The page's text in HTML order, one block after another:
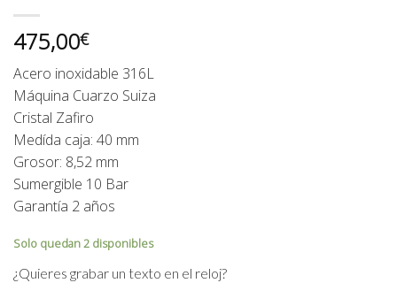
475,00€
Acero inoxidable 316L
Máquina Cuarzo Suiza
Cristal Zafiro
Medída caja: 40 mm
Grosor: 8,52 mm
Sumergible 10 Bar
Garantía 2 años
Solo quedan 2 disponibles
¿Quieres grabar un texto en el reloj?